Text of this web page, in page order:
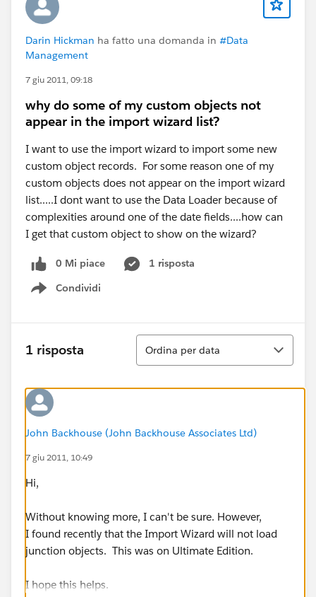
Darin Hickman ha fatto una domanda in #Data
Management
7 giu 2011, 09:18
why do some of my custom objects not
appear in the import wizard list?
I want to use the import wizard to import some new
custom object records. For some reason one of my
custom objects does not appear on the import wizard
list.....I dont want to use the Data Loader because of
complexities around one of the date fields....how can
I get that custom object to show on the wizard?
0 Mi piace
1 risposta
Condividi
Show menu
1 risposta
Ordina
Ordina per data
John Backhouse (John Backhouse Associates Ltd)
7 giu 2011, 10:49
Hi,
Without knowing more, I can't be sure. However,
I found recently that the Import Wizard will not load
junction objects. This was on Ultimate Edition.
I hope this helps.